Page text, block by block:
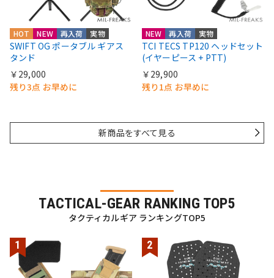
HOT NEW 再入荷 実物
SWIFT OG ポータブル ギアス
タンド
￥29,000
残り3点 お早めに
NEW 再入荷 実物
TCI TECS TP120 ヘッドセット
(イヤーピース + PTT)
￥29,900
残り1点 お早めに
新商品をすべて見る
TACTICAL-GEAR RANKING TOP5
タクティカルギア ランキングTOP5